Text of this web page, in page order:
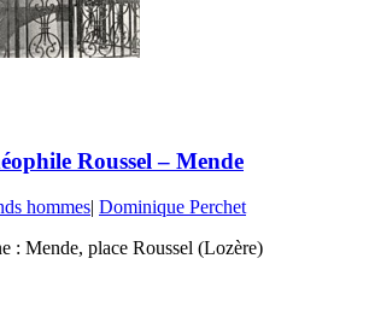
Roussel – Mende
hommes| Dominique Perchet
: Mende, place Roussel (Lozère)